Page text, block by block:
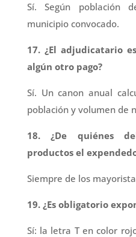
Sí. Según población
municipio convocado.
17. ¿El adjudicatario
algún otro pago?
Sí. Un canon anual
población y volumen de
18. ¿De quiénes
productos el
Siempre de los
19. ¿Es obligatorio
Sí: la letra T en color